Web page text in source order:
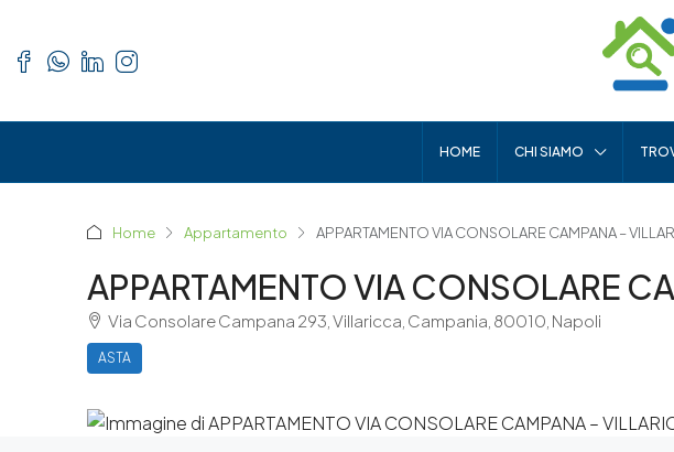
HOME CHI SIAMO
Home Appartamento APPARTAMENTO VIA CONSOLARE CAMPANA –
APPARTAMENTO VIA CONSOLARE
Via Consolare Campana 293, Villaricca, Campania, 80010, Napoli
ASTA